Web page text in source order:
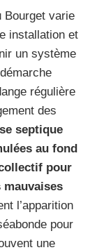
varie
installation et
un système
régulière
des
septique
au fond
pour
l’apparition
pour
une